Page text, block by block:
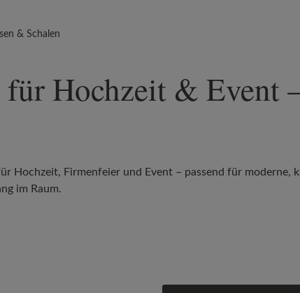
& Schalen
für Hochzeit &
Hochzeit, Firmenfeier und Event – passend für moderne,
im Raum.